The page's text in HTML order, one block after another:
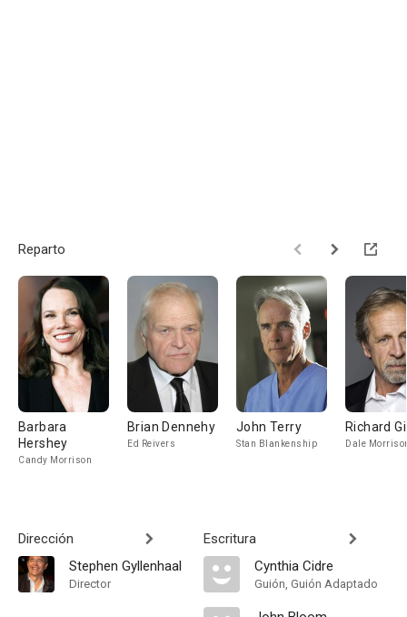
Reparto
Barbara
Hershey
Candy Morrison
Brian Dennehy
Ed Reivers
John Terry
Stan Blankenship
Richard
Dale
Dirección
Stephen Gyllenhaal
Director
Escritura
Cynthia Cidre
Guión, Guión Adaptado